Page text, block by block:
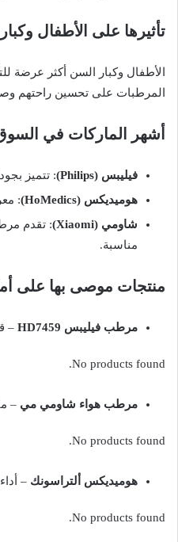
تأثيرها على الأطفال
الأطفال وكبار السن أكثر عرضة
المرطبات على تحسين راحتهم
أشهر الماركات في
فيليبس (Philips)
: تتميز
هوميديكس (HoMedics)
:
شاومي (Xiaomi)
: تقدم
مناسبة.
منتجات موصى بها على
مرطب فيليبس HD7459 –
No products found.
مرطب هواء شاومي مي –
No products found.
هوميديكس ألتراسونك –
No products found.